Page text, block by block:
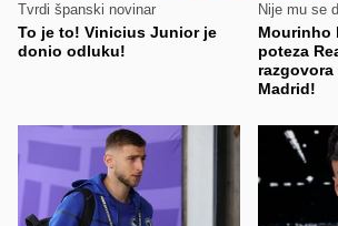
Tvrdi španski novinar
To je to! Vinicius Junior je
donio odluku!
Nije mu se
Mourinho
poteza
Madrid!